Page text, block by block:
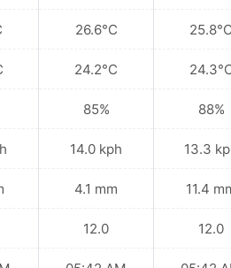
26.6°C
24.2°C
85%
14.0 kph
4.1 mm
12.0
25.8°C
88%
13.3
11.4
12.0